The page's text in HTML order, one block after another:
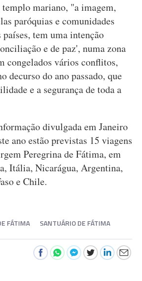
mariano, "a imagem,
paróquias e comunidades
tem uma intenção
e de paz', numa zona
congelados vários conflitos,
decurso do ano passado, que
e a segurança de toda a
divulgada em Janeiro
ano estão previstas 15 viagens
Peregrina de Fátima, em
Itália, Nicarágua, Argentina,
e Chile.
FÁTIMA SANTUÁRIO DE FÁTIMA